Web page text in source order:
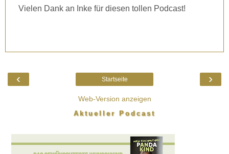
Vielen Dank an Inke für diesen tollen Podcast!
‹ ›
Startseite
Web-Version anzeigen
Aktueller Podcast